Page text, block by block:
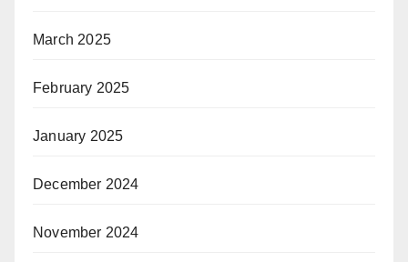
March 2025
February 2025
January 2025
December 2024
November 2024